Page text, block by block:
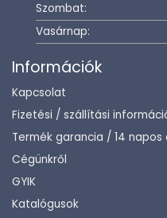
Szombat:
Vasárnap:
Információk
Kapcsolat
Fizetési / szállítási
Termék garancia / 14 napos
Cégünkről
GYIK
Katalógusok